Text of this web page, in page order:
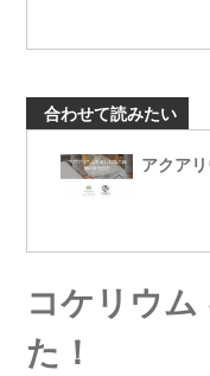
合わせて読みたい
アクア
コケリウ
た！